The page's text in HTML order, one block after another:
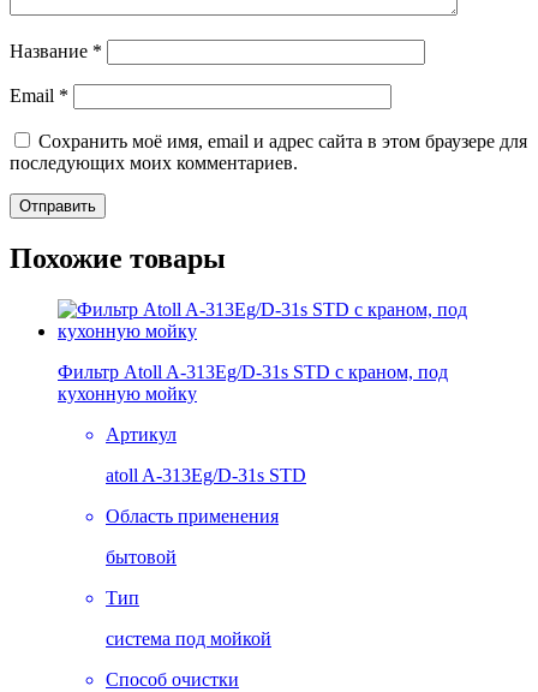
Название *
Email *
Сохранить моё имя, email и адрес сайта в этом браузере для
последующих моих комментариев.
Похожие товары
Фильтр Atoll A-313Eg/D-31s STD с краном, под
кухонную мойку
Артикул
atoll A-313Eg/D-31s STD
Область применения
бытовой
Тип
система под мойкой
Способ очистки